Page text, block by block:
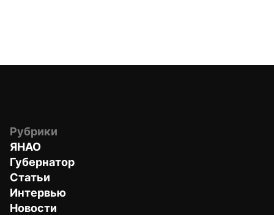
Рубрики
ЯНАО
Губернатор
Статьи
Интервью
Новости